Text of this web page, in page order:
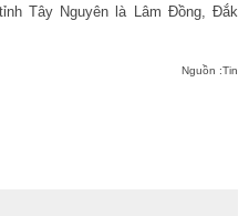
Tây Nguyên là Lâm Đồng, Đắk
:Tin